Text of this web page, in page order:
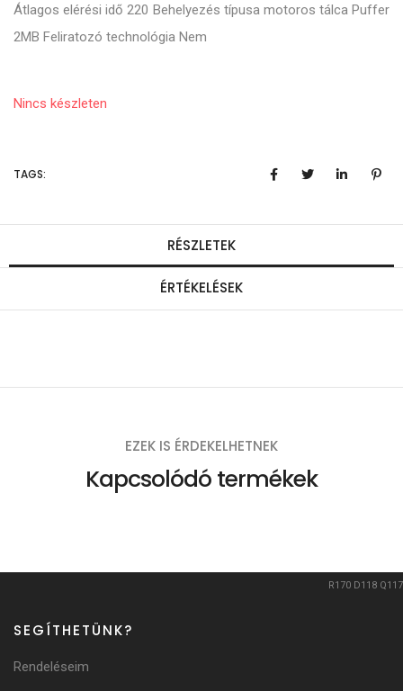
Átlagos elérési idő 220 Behelyezés típusa motoros tálca Puffer
2MB Feliratozó technológia Nem
Nincs készleten
TAGS:
RÉSZLETEK
ÉRTÉKELÉSEK
EZEK IS ÉRDEKELHETNEK
Kapcsolódó termékek
R170 D118 Q117
SEGÍTHETÜNK?
Rendeléseim